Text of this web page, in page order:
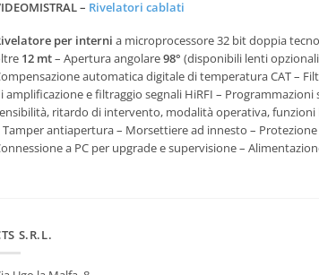
– Rivelatori cablati
per interni a microprocessore 32 bit doppia
12 mt– Apertura angolare98° (disponibili lenti
automatica digitale di temperatura CAT –
amplificazione e filtraggio segnali HiRFI –
ritardo di intervento, modalità operativa,
Tamper antiapertura – Morsettiere ad innesto –
a PC per upgrade e supervisione –
S.R.L.